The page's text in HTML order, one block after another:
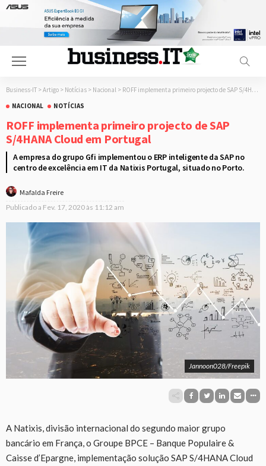
Business-IT > Artigo > Notícias > Nacional > ROFF implementa primeiro projecto de SAP S/4HANA Cloud em Portugal
NACIONAL
NOTÍCIAS
ROFF implementa primeiro projecto de SAP
S/4HANA Cloud em Portugal
A empresa do grupo Gfi implementou o ERP inteligente da SAP no
centro de excelência em IT da Natixis Portugal, situado no Porto.
Mafalda Freire
Publicado a Fev. 17, 2020 às 11:12 am
Jannoon028/Freepik
A Natixis, divisão internacional do segundo maior grupo
bancário em França, o Groupe BPCE – Banque Populaire &
Caisse d’Epargne, implementação solução SAP S/4HANA Cloud